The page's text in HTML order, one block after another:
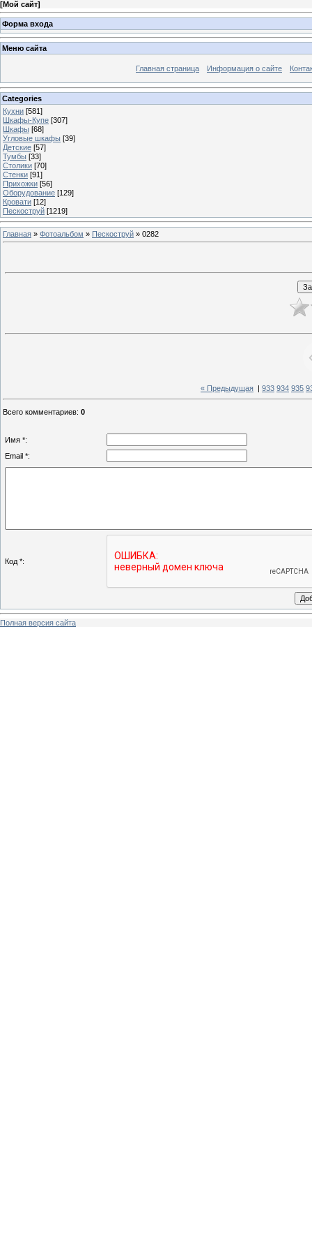
[Мой сайт]
Форма входа
Меню сайта
Главная страница Информация о сайте
Categories
Кухни [581]
Шкафы-Купе [307]
Шкафы [68]
Угловые шкафы [39]
Детские [57]
Тумбы [33]
Столики [70]
Стенки [91]
Прихожки [56]
Оборудование [129]
Кровати [12]
Пескоструй [1219]
Главная » Фотоальбом » Пескоструй » 0282
« Предыдущая 933 934 935
Всего комментариев: 0
Имя *:
Email *:
Код *:
Полная версия сайта